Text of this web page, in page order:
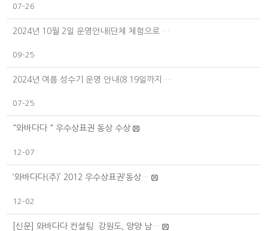
07-26
2024년 10월 2일 운영안내(단체 체험으로 …
09-25
2024년 여름 성수기 운영 안내(8.19일까지 …
07-25
"와바다다 " 우수상표권 동상 수상
12-07
‘와바다다(주)’ 2012 우수상표권‘동상…
12-02
[신문] 와바다다 컨설팅. 강원도, 양양 남…